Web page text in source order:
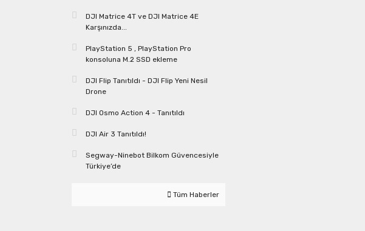
DJI Matrice 4T ve DJI Matrice 4E
Karşınızda...
PlayStation 5 , PlayStation Pro
konsoluna M.2 SSD ekleme
DJI Flip Tanıtıldı - DJI Flip Yeni Nesil
Drone
DJI Osmo Action 4 - Tanıtıldı
DJI Air 3 Tanıtıldı!
Segway-Ninebot Bilkom Güvencesiyle
Türkiye’de
Tüm Haberler